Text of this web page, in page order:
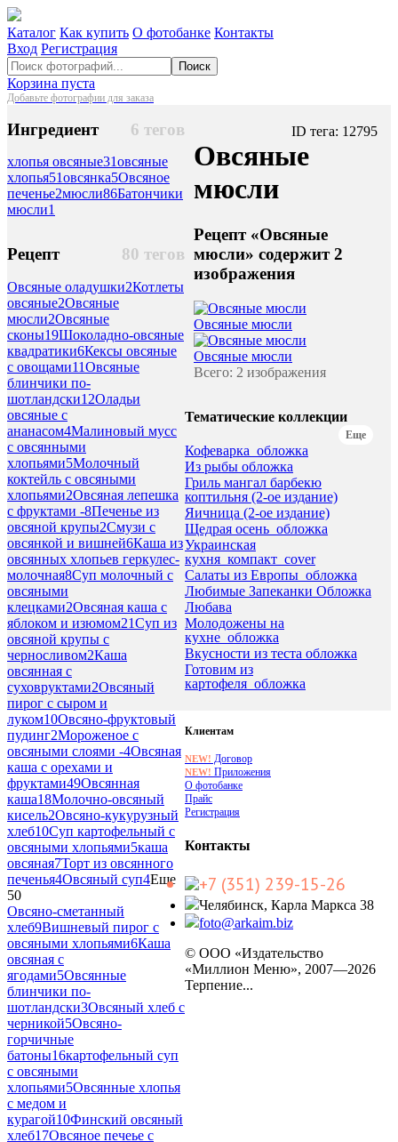
Каталог Как купить О фотобанке Контакты
Вход Регистрация
Поиск
Корзина пуста
Добавьте фотографии для заказа
6 тегов
Ингредиент
хлопья овсяные31овсяные
хлопья51овсянка5Овсяное
печенье2мюсли86Батончики
мюсли1
80 тегов
Рецепт
Овсяные оладушки2Котлеты
овсяные2Овсяные
мюсли2Овсяные
сконы19Шоколадно-овсяные
квадратики6Кексы овсяные
с овощами11Овсяные
блинчики по-
шотландски12Оладьи
овсяные с
ананасом4Малиновый мусс
с овсянными
хлопьями5Молочный
коктейль с овсяными
хлопьями2Овсяная лепешка
с фруктами -8Печенье из
овсяной крупы2Смузи с
овсянкой и вишней6Каша из
овсянных хлопьев геркулес-
молочная8Суп молочный с
овсяными
клецками2Овсяная каша с
яблоком и изюмом21Суп из
овсяной крупы с
черносливом2Каша
овсянная с
суховруктами2Овсяный
пирог с сыром и
луком10Овсяно-фруктовый
пудинг2Мороженое с
овсяными слоями -4Овсяная
каша с орехами и
фруктами49Овсянная
каша18Молочно-овсяный
кисель2Овсяно-кукурузный
хлеб10Суп картофельный с
овсяными хлопьями5каша
овсяная7Торт из овсянного
печенья4Овсяный суп4Еще
50
Овсяно-сметанный
хлеб9Вишневый пирог с
овсяными хлопьями6Каша
овсяная с
ягодами5Овсянные
блинчики по-
шотландски3Овсяный хлеб с
черникой5Овсяно-
горчичные
батоны16картофельный суп
с овсяными
хлопьями5Овсянные хлопья
с медом и
курагой10Финский овсяный
хлеб17Овсяное печеье с
ID тега: 12795
Овсяные
мюсли
Рецепт «Овсяные
мюсли» содержит 2
изображения
Овсяные мюсли
Овсяные мюсли
Всего: 2 изображения
Тематические коллекции
Еще
Кофеварка_обложка
Из рыбы обложка
Гриль мангал барбекю
коптильня (2-ое издание)
Яичница (2-ое издание)
Щедрая осень_обложка
Украинская
кухня_компакт_cover
Салаты из Европы_обложка
Любимые Запеканки Обложка
Любава
Молодожены на
кухне_обложка
Вкусности из теста обложка
Готовим из
картофеля_обложка
Клиентам
NEW! Договор
NEW! Приложения
О фотобанке
Прайс
Регистрация
Контакты
+7 (351) 239-15-26
Челябинск, Карла Маркса 38
foto@arkaim.biz
© ООО «Издательство
«Миллион Меню», 2007—2026
Терпение...